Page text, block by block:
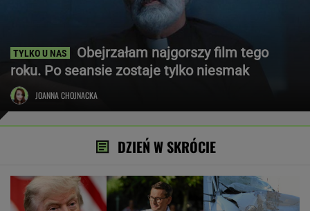
Obejrzałam najgorszy film tego
roku. Po seansie zostaje tylko niesmak
JOANNA CHOJNACKA
DZIEŃ W SKRÓCIE